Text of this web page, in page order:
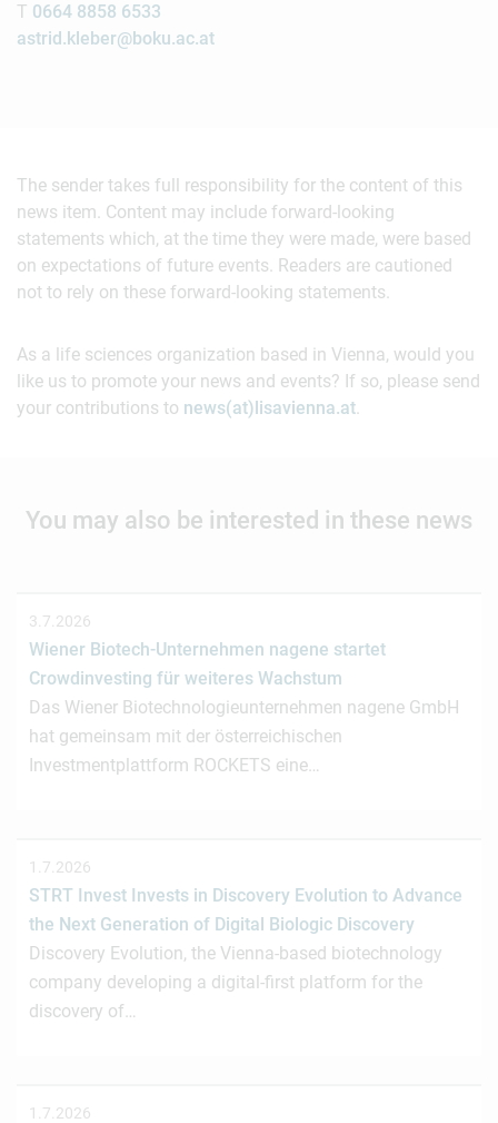
T 0664 8858 6533
astrid.kleber@boku.ac.at
The sender takes full responsibility for the content of this
news item. Content may include forward-looking
statements which, at the time they were made, were based
on expectations of future events. Readers are cautioned
not to rely on these forward-looking statements.
As a life sciences organization based in Vienna, would you
like us to promote your news and events? If so, please send
your contributions to news(at)lisavienna.at.
You may also be interested in these news
3.7.2026
Wiener Biotech-Unternehmen nagene startet
Crowdinvesting für weiteres Wachstum
Das Wiener Biotechnologieunternehmen nagene GmbH
hat gemeinsam mit der österreichischen
Investmentplattform ROCKETS eine…
1.7.2026
STRT Invest Invests in Discovery Evolution to Advance
the Next Generation of Digital Biologic Discovery
Discovery Evolution, the Vienna-based biotechnology
company developing a digital-first platform for the
discovery of…
1.7.2026